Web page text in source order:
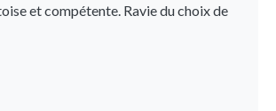
et compétente. Ravie du choix de